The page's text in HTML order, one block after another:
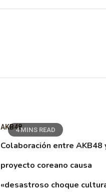
4 MINS READ
AKB48
Colaboración entre AKB48
proyecto coreano causa
«desastroso choque